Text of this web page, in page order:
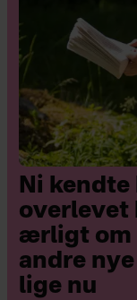
Ni kendte
ærligt om
andre
lige nu